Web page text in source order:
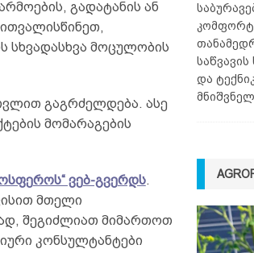
გადატანის ან
სხვადასხვა მოცულობის
გაგრძელდება. ასე
მომარაგების
ვებ-გვერდს.
მთელი
შეგიძლიათ მიმართოთ
კონსულტანტები
და